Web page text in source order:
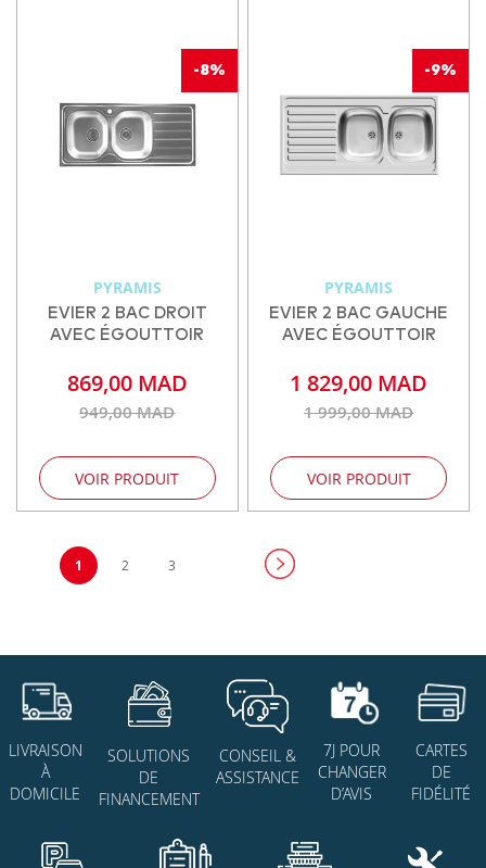
-8%
PYRAMIS
EVIER 2 BAC DROIT
AVEC ÉGOUTTOIR
869,00 MAD
949,00 MAD
VOIR PRODUIT
-9%
PYRAMIS
EVIER 2 BAC GAUCHE
AVEC ÉGOUTTOIR
1 829,00 MAD
1 999,00 MAD
VOIR PRODUIT
Vous
1 Page
2 Page
3
LIVRAISON
À
DOMICILE
SOLUTIONS
DE
FINANCEMENT
CONSEIL &
ASSISTANCE
7J POUR
CHANGER
D’AVIS
CARTES
DE
FIDÉLITÉ